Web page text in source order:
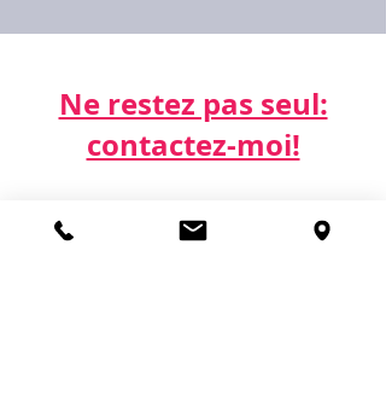
Ne restez pas seul:
contactez-moi!​​​​​
Par téléphone: